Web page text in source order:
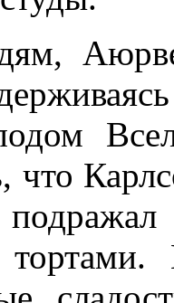
что